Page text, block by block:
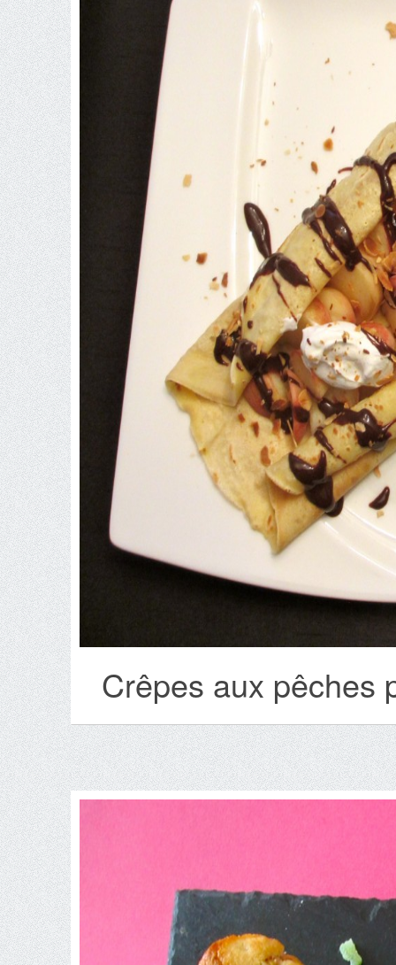
Crêpes aux pêches